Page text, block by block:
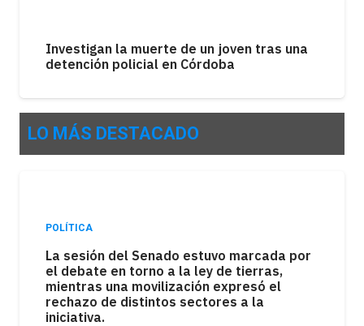
Investigan la muerte de un joven tras una
detención policial en Córdoba
LO MÁS DESTACADO
POLÍTICA
La sesión del Senado estuvo marcada por
el debate en torno a la ley de tierras,
mientras una movilización expresó el
rechazo de distintos sectores a la
iniciativa.